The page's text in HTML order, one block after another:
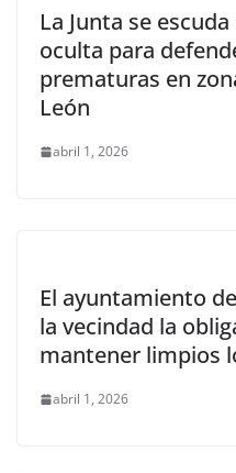
La Junta se
oculta para
prematuras en
León
abril 1, 2026
El ayuntamiento
la vecindad la
mantener limpios
abril 1, 2026